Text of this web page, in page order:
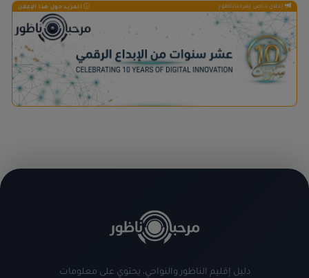
إعلان خاص بمرحباناظور المزيد حول هذا الإعلان
دليل إقليم الناظور والنواحي، يحتوي على معلومات